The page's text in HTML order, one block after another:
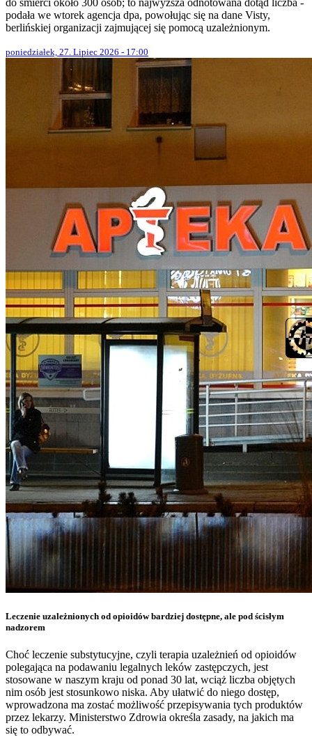
podała we wtorek agencja dpa, powołując się na dane Visty,
berlińskiej organizacji zajmującej się pomocą uzależnionym.
poniedziałek, 27. Lipiec 2026 - 17:00
Leczenie uzależnionych od opioidów bardziej dostępne, ale pod ścisłym
nadzorem
Choć leczenie substytucyjne, czyli terapia uzależnień od opioidów
polegająca na podawaniu legalnych leków zastępczych, jest
stosowane w naszym kraju od ponad 30 lat, wciąż liczba objętych
nim osób jest stosunkowo niska. Aby ułatwić do niego dostęp,
wprowadzona ma zostać możliwość przepisywania tych produktów
przez lekarzy. Ministerstwo Zdrowia określa zasady, na jakich ma
się to odbywać.